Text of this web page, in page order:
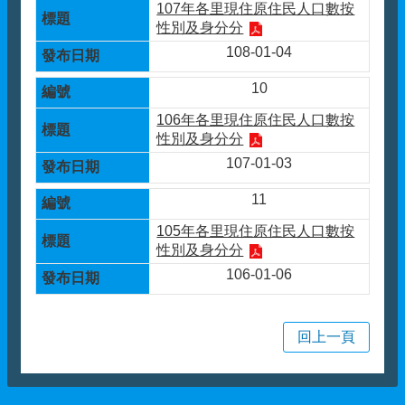
107年各里現住原住民人口數按
性別及身分分
108-01-04
10
106年各里現住原住民人口數按
性別及身分分
107-01-03
11
105年各里現住原住民人口數按
性別及身分分
106-01-06
回上一頁